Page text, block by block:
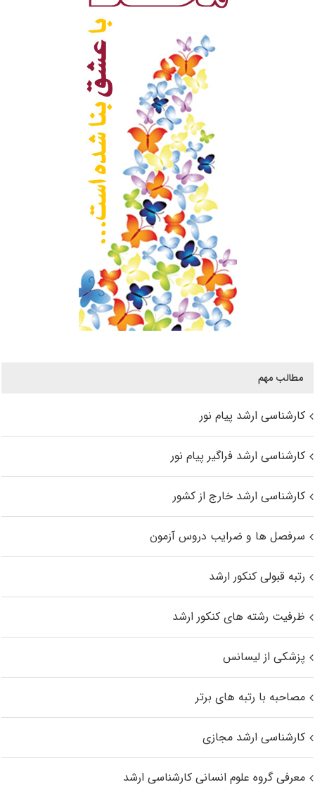
مطالب مهم
کارشناسی ارشد پیام نور
کارشناسی ارشد فراگیر پیام نور
کارشناسی ارشد خارج از کشور
سرفصل ها و ضرایب دروس آزمون
رتبه قبولی کنکور ارشد
ظرفیت رشته های کنکور ارشد
پزشکی از لیسانس
مصاحبه با رتبه های برتر
کارشناسی ارشد مجازی
معرفی گروه علوم انسانی کارشناسی ارشد